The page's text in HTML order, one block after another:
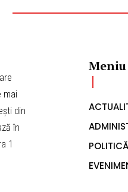
1
EMISIUNI
CONTACT
by FainProject